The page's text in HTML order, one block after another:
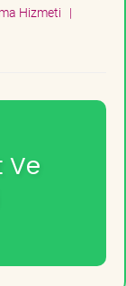
Hizmeti |
Ve